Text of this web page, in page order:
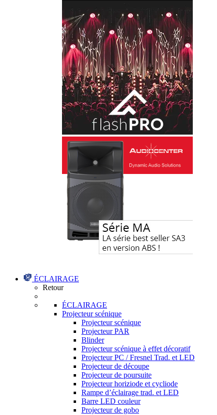
ÉCLAIRAGE
Retour
ÉCLAIRAGE
Projecteur scénique
Projecteur scénique
Projecteur PAR
Blinder
Projecteur scénique à effet décoratif
Projecteur PC / Fresnel Trad. et LED
Projecteur de découpe
Projecteur de poursuite
Projecteur horiziode et cycliode
Rampe d’éclairage trad. et LED
Barre LED couleur
Projecteur de gobo